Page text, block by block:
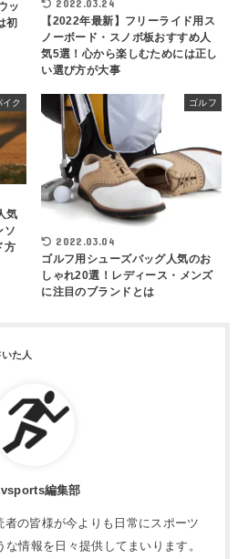
ッ
初
2022.03.24
【2022年最新】フリーライド用ス
ノーボード・スノボ板おすすめ人
気5選！心から楽しむためには正し
い選び方が大事
ク
気
ソ
方
ゴルフ
2022.03.04
ゴルフ用シューズバッグ人気のお
しゃれ20選！レディース・メンズ
に注目のブランドとは
編集部
の皆様が今よりも日常にスポーツ
情報を日々提供してまいります。